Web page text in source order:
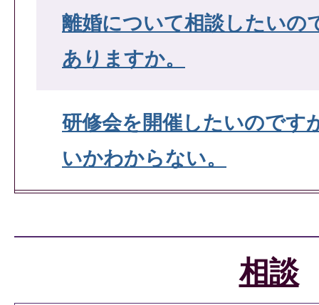
離婚について相談したいの
ありますか。
研修会を開催したいのです
いかわからない。
相談